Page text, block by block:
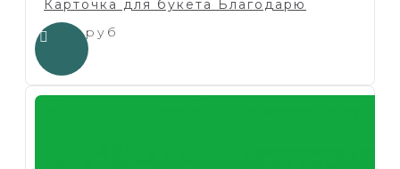
Карточка для букета Благодарю
1.00 руб